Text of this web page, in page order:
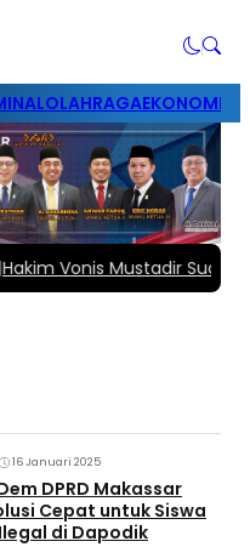
OLAHRAGAEKONOMI &
Vonis Mustadir Suami
16 Januari 2025
DPRD Makassar
Cepat untuk Siswa
di Dapodik